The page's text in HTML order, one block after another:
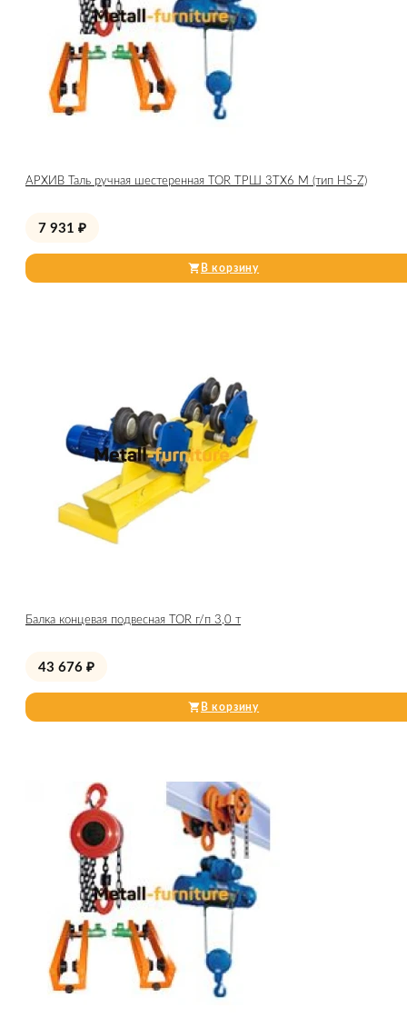
АРХИВ Таль ручная шестеренная TOR ТРШ 3ТХ6 М (тип HS-Z)
7 931 ₽
В корзину
Балка концевая подвесная TOR г/п 3,0 т
43 676 ₽
В корзину